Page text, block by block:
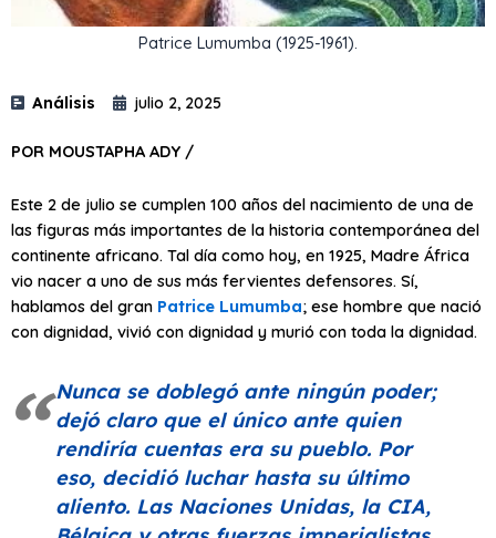
Patrice Lumumba (1925-1961).
Análisis julio 2, 2025
POR MOUSTAPHA ADY /
Este 2 de julio se cumplen 100 años del nacimiento de una de
las figuras más importantes de la historia contemporánea del
continente africano. Tal día como hoy, en 1925, Madre África
vio nacer a uno de sus más fervientes defensores. Sí,
hablamos del gran Patrice Lumumba; ese hombre que nació
con dignidad, vivió con dignidad y murió con toda la dignidad.
Nunca se doblegó ante ningún poder;
dejó claro que el único ante quien
rendiría cuentas era su pueblo. Por
eso, decidió luchar hasta su último
aliento. Las Naciones Unidas, la CIA,